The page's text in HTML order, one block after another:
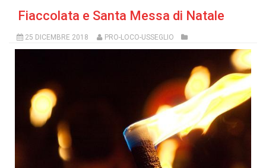
Fiaccolata e Santa Messa di Natale
25 DICEMBRE 2018 PRO-LOCO-USSEGLIO